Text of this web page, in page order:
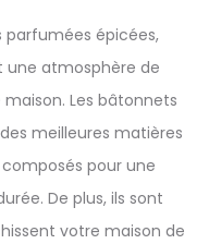
parfumées épicées,
une atmosphère de
Les bâtonnets
meilleures matières
pour une
De plus, ils sont
votre maison de